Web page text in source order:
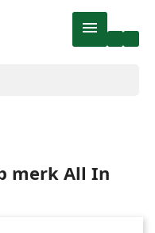

merk All In